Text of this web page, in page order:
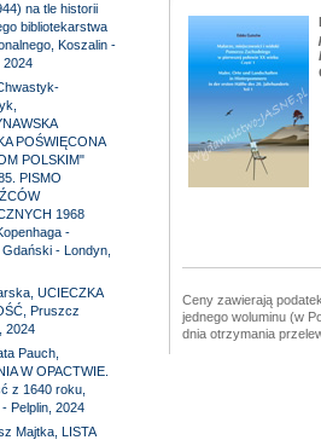
na tle historii
bibliotekarstwa
Koszalin -
2024
POŚWIĘCONA
POLSKIM"
PISMO
1968
-
- Londyn,
UCIECZKA
Pruszcz
2024
Pauch,
W OPACTWIE.
z 1640 roku,
Pelplin, 2024
Majtka, LISTA
Ceny zawierają
jednego woluminu (w
dnia otrzymania